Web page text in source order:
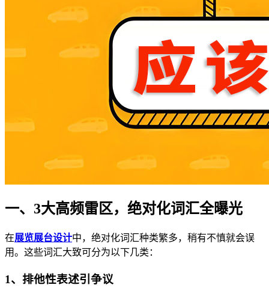
一、3大高频雷区，绝对化词汇全曝光
在展览展台设计中，绝对化词汇种类繁多，稍有不慎就会误
用。这些词汇大致可分为以下几类：
1、排他性表述引争议